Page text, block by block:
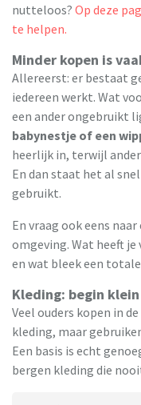
nutteloos? Op deze
te helpen.
Minder kopen is
Allereerst: er bestaat
iedereen werkt. Wat
een ander ongebruikt
babynestje of een
heerlijk in, terwijl
En dan staat het al
gebruikt.
En vraag ook eens
omgeving. Wat heeft
en wat bleek een
Kleding: begin klein
Veel ouders kopen in
kleding, maar
Een basis is echt
bergen kleding die